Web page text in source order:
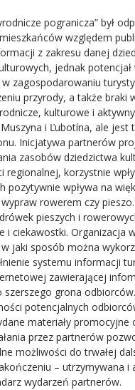
pogranicza” był
względem
z zakresu danej
jednak
zagospodarowaniu
przyrody, a także braki
kulturowe i
i Ľubotína, ale
Inicjatywa partnerów
zasobów dziedzictwa
korzystnie
wpływa na
rowerem czy
pieszych i
ciekawostki.
jaki sposób można
systemu informacji
zawierającej
grona
potencjalnych
materiały
przez partnerów
możliwości do trwałej
– utrzymywana
wydarzeń partnerów.